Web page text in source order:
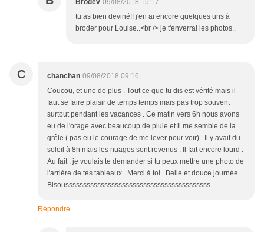
Brodev 09/08/2018 15:17
tu as bien deviné!! j'en ai encore quelques uns à
broder pour Louise..<br /> je t'enverrai les photos..
C chanchan 09/08/2018 09:16
Coucou, et une de plus . Tout ce que tu dis est vérité mais il
faut se faire plaisir de temps temps mais pas trop souvent
surtout pendant les vacances . Ce matin vers 6h nous avons
eu de l'orage avec beaucoup de pluie et il me semble de la
grêle ( pas eu le courage de me lever pour voir) . Il y avait du
soleil à 8h mais les nuages sont revenus . Il fait encore lourd .
Au fait , je voulais te demander si tu peux mettre une photo de
l'arrière de tes tableaux . Merci à toi . Belle et douce journée .
Bisousssssssssssssssssssssssssssssssssssssssss
Répondre